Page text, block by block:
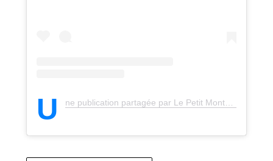
U ne publication partagée par Le Petit Montagnard (@lepetitmontagnard)